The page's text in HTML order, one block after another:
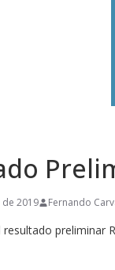
2019 Fernando
preliminar